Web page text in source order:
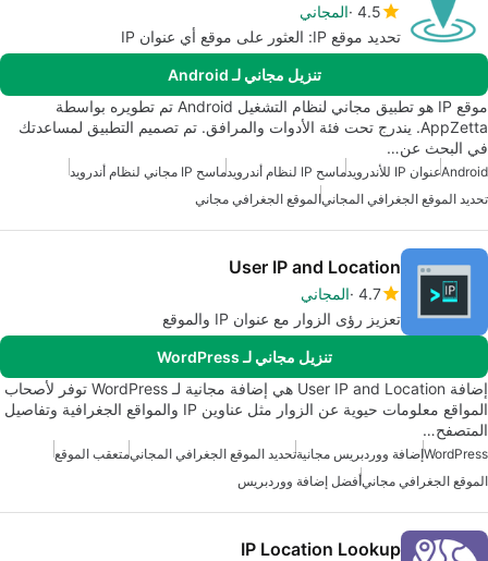
4.5 المجاني
تحديد موقع IP: العثور على موقع أي عنوان IP
تنزيل مجاني لـ Android
موقع IP هو تطبيق مجاني لنظام التشغيل Android تم تطويره بواسطة
AppZetta. يندرج تحت فئة الأدوات والمرافق. تم تصميم التطبيق لمساعدتك
في البحث عن…
Androidعنوان IP للأندرويد ماسح IP لنظام أندرويد
ماسح IP مجاني لنظام أندرويد
تحديد الموقع الجغرافي المجانيالموقع الجغرافي مجاني
User IP and Location
4.7 المجاني
تعزيز رؤى الزوار مع عنوان IP والموقع
تنزيل مجاني لـ WordPress
إضافة User IP and Location هي إضافة مجانية لـ WordPress توفر لأصحاب
المواقع معلومات حيوية عن الزوار مثل عناوين IP والمواقع الجغرافية وتفاصيل
المتصفح…
WordPressإضافة ووردبريس مجانيةتحديد الموقع الجغرافي المجانيمتعقب الموقع
الموقع الجغرافي مجانيأفضل إضافة ووردبريس
IP Location Lookup